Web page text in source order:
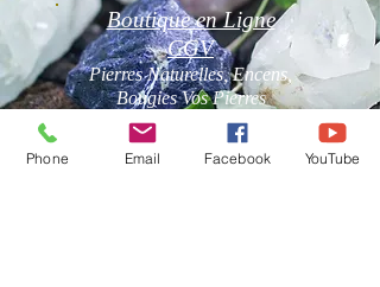
Boutique en Ligne
CGV
Pierres Naturelles, Encens,
Bougies Vos Pierres
Naturelles sont purifiées par
mes soins avant l'envoi.
Phone Email Facebook YouTube